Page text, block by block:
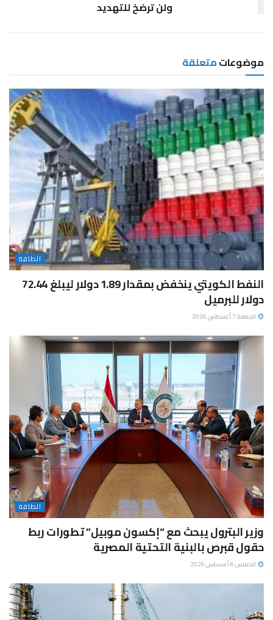
ولن ترضخ للتهديد
موضوعاتمتعلقة
الطاقة
النفط الكويتي ينخفض بمقدار 1.89 دولار ليبلغ 72.44
دولار للبرميل
الجمعة 7 أغسطس 2026
الطاقة
وزير البترول يبحث مع “إكسون موبيل” تطورات ربط
حقول قبرص بالبنية التحتية المصرية
الخميس 6 أغسطس 2026